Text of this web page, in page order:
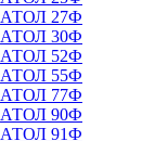
АТОЛ 27Ф
АТОЛ 30Ф
АТОЛ 52Ф
АТОЛ 55Ф
АТОЛ 77Ф
АТОЛ 90Ф
АТОЛ 91Ф